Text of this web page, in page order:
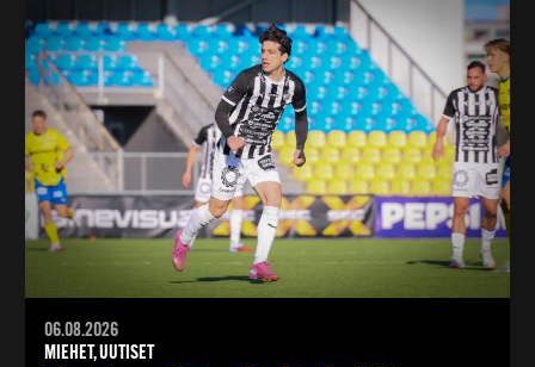
Henkilön FC TPS • Turun Palloseura (@tpsjalkapallo) jakama julkaisu
06.08.2026
MIEHET, UUTISET